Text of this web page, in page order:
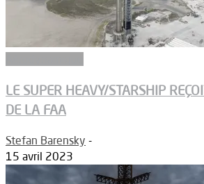
LE SUPER HEAVY/STARSHIP
DE LA FAA
Stefan Barensky -
15 avril 2023